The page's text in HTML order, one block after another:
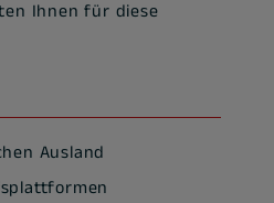
Ihnen für diese
Ausland